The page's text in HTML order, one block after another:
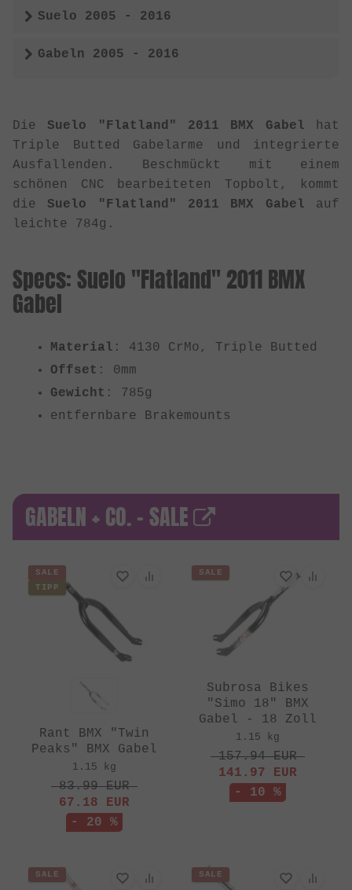
Suelo 2005 - 2016
Gabeln 2005 - 2016
Die Suelo "Flatland" 2011 BMX Gabel hat
Triple Butted Gabelarme und integrierte
Ausfallenden. Beschmückt mit einem
schönen CNC bearbeiteten Topbolt, kommt
die Suelo "Flatland" 2011 BMX Gabel auf
leichte 784g.
Specs: Suelo "Flatland" 2011 BMX
Gabel
Material : 4130 CrMo, Triple Butted
Offset : 0mm
Gewicht : 785g
entfernbare Brakemounts
GABELN + CO. - SALE
SALE
TIPP
Rant BMX "Twin
Peaks" BMX Gabel
1.15 kg
83.99EUR
67.18 EUR
- 20 %
SALE
Subrosa Bikes
"Simo 18" BMX
Gabel - 18 Zoll
1.15 kg
157.94EUR
141.97 EUR
- 10 %
SALE SALE